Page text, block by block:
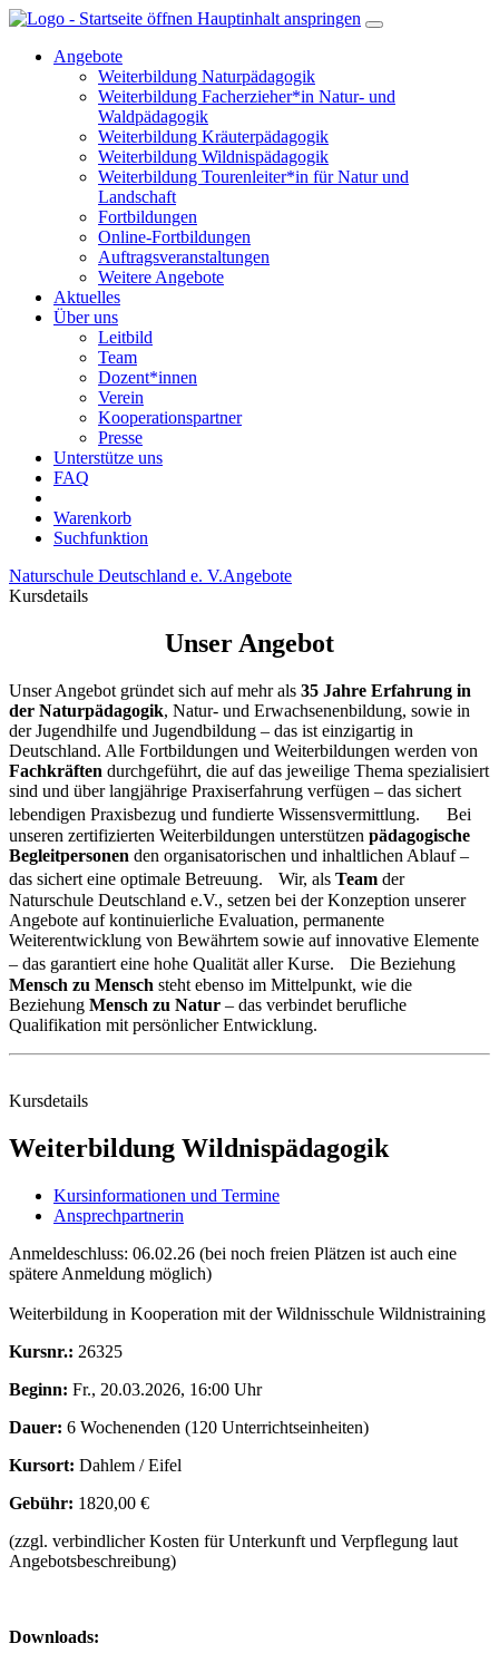
Hauptinhalt anspringen
Angebote
Weiterbildung Naturpädagogik
Weiterbildung Facherzieher*in Natur- und
Waldpädagogik
Weiterbildung Kräuterpädagogik
Weiterbildung Wildnispädagogik
Weiterbildung Tourenleiter*in für Natur und
Landschaft
Fortbildungen
Online-Fortbildungen
Auftragsveranstaltungen
Weitere Angebote
Aktuelles
Über uns
Leitbild
Team
Dozent*innen
Verein
Kooperationspartner
Presse
Unterstütze uns
FAQ
Warenkorb
Suchfunktion
Naturschule Deutschland e. V.Angebote
Kursdetails
Unser Angebot
Unser Angebot gründet sich auf mehr als 35 Jahre Erfahrung in
der Naturpädagogik, Natur- und Erwachsenenbildung, sowie in
der Jugendhilfe und Jugendbildung – das ist einzigartig in
Deutschland. Alle Fortbildungen und Weiterbildungen werden von
Fachkräften durchgeführt, die auf das jeweilige Thema spezialisiert
sind und über langjährige Praxiserfahrung verfügen – das sichert
lebendigen Praxisbezug und fundierte Wissensvermittlung. Bei
unseren zertifizierten Weiterbildungen unterstützen pädagogische
Begleitpersonen den organisatorischen und inhaltlichen Ablauf –
das sichert eine optimale Betreuung. Wir, als Team der
Naturschule Deutschland e.V., setzen bei der Konzeption unserer
Angebote auf kontinuierliche Evaluation, permanente
Weiterentwicklung von Bewährtem sowie auf innovative Elemente
– das garantiert eine hohe Qualität aller Kurse. Die Beziehung
Mensch zu Mensch steht ebenso im Mittelpunkt, wie die
Beziehung Mensch zu Natur – das verbindet berufliche
Qualifikation mit persönlicher Entwicklung.
Kursdetails
Weiterbildung Wildnispädagogik
Kursinformationen und Termine
Ansprechpartnerin
Anmeldeschluss: 06.02.26 (bei noch freien Plätzen ist auch eine
spätere Anmeldung möglich)
Weiterbildung in Kooperation mit der Wildnisschule Wildnistraining
Kursnr.: 26325
Beginn: Fr., 20.03.2026, 16:00 Uhr
Dauer: 6 Wochenenden (120 Unterrichtseinheiten)
Kursort: Dahlem / Eifel
Gebühr: 1820,00 €
(zzgl. verbindlicher Kosten für Unterkunft und Verpflegung laut
Angebotsbeschreibung)
Downloads: